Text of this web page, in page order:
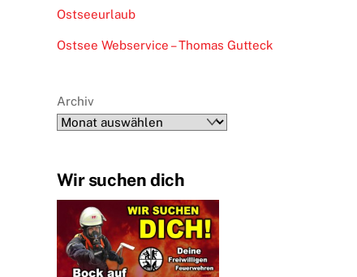
Ostseeurlaub
Ostsee Webservice – Thomas Gutteck
Archiv
Wir suchen dich